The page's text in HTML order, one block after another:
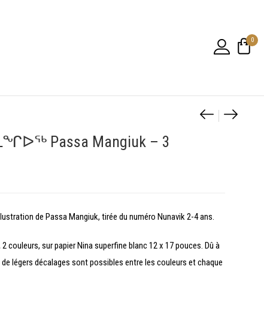
0
Affiche
Passa Mangiuk – 3
de Passa Mangiuk, tirée du numéro Nunavik 2-4 ans.
couleurs, sur papier Nina superfine blanc 12 x 17 pouces. Dû à
légers décalages sont possibles entre les couleurs et chaque